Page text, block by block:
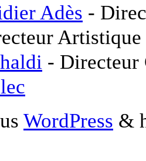
Adès -
-
WordPress &